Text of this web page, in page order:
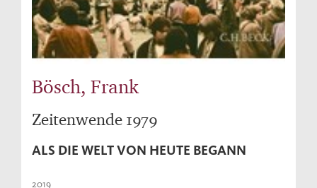
Bösch, Frank
Zeitenwende 1979
ALS DIE WELT VON HEUTE BEGANN
2019